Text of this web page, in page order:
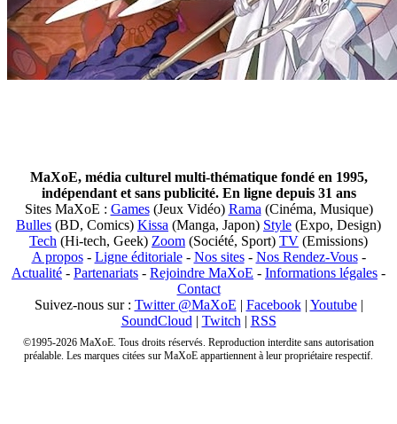
MaXoE, média culturel multi-thématique fondé en 1995,
indépendant et sans publicité. En ligne depuis 31 ans
Sites MaXoE : Games(Jeux Vidéo) Rama (Cinéma, Musique)
Bulles (BD, Comics) Kissa (Manga, Japon) Style (Expo, Design)
Tech (Hi-tech, Geek) Zoom (Société, Sport) TV (Emissions)
A propos- Ligne éditoriale- Nos sites- Nos Rendez-Vous-
Actualité - Partenariats - Rejoindre MaXoE - Informations légales -
Contact
Suivez-nous sur : Twitter @MaXoE | Facebook| Youtube|
SoundCloud | Twitch | RSS
©1995-2026 MaXoE. Tous droits réservés. Reproduction interdite sans autorisation
préalable. Les marques citées sur MaXoE appartiennent à leur propriétaire respectif.